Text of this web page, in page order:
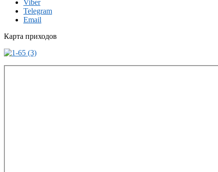
Viber
Telegram
Email
Карта приходов